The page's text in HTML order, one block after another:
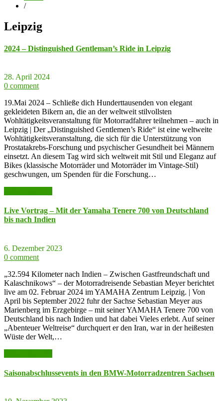
/
Leipzig
2024 – Distinguished Gentleman’s Ride in Leipzig
28. April 2024
0 comment
19.Mai 2024 – Schließe dich Hunderttausenden von elegant
gekleideten Bikern an, die an der weltweit stilvollsten
Wohltätigkeitsveranstaltung für Motorradfahrer teilnehmen – auch in
Leipzig | Der „Distinguished Gentlemen’s Ride“ ist eine weltweite
Wohltätigkeitsveranstaltung, die sich für die Unterstützung von
Prostatakrebs-Forschung und psychischer Gesundheit bei Männern
einsetzt. An diesem Tag wird sich weltweit mit Stil und Eleganz auf
Bikes (klassische Motorräder und Motorräder im Vintage-Stil)
geschwungen, um Spenden für die Forschung…
Live Vortrag – Mit der Yamaha Tenere 700 von Deutschland
bis nach Indien
6. Dezember 2023
0 comment
„32.594 Kilometer nach Indien – Zwischen Gastfreundschaft und
Kalaschnikows“ – der Motorradreisende Sebastian Meyer berichtet
live am 02. Februar 2024 im YAMAHA Zentrum Leipzig. | Von
April bis September 2022 fuhr der Sachse Sebastian Meyer aus
Marienberg im Erzgebirge – mit seiner YAMAHA Tenere 700 von
Deutschland bis nach Indien und hat dabei Vieles erlebt. Auf seiner
„Abenteuer Weltreise“ durchquert er den Iran, war in der heißesten
Wüste der Welt,…
Saisonabschlussevents in den BMW-Motorradzentren Sachsen